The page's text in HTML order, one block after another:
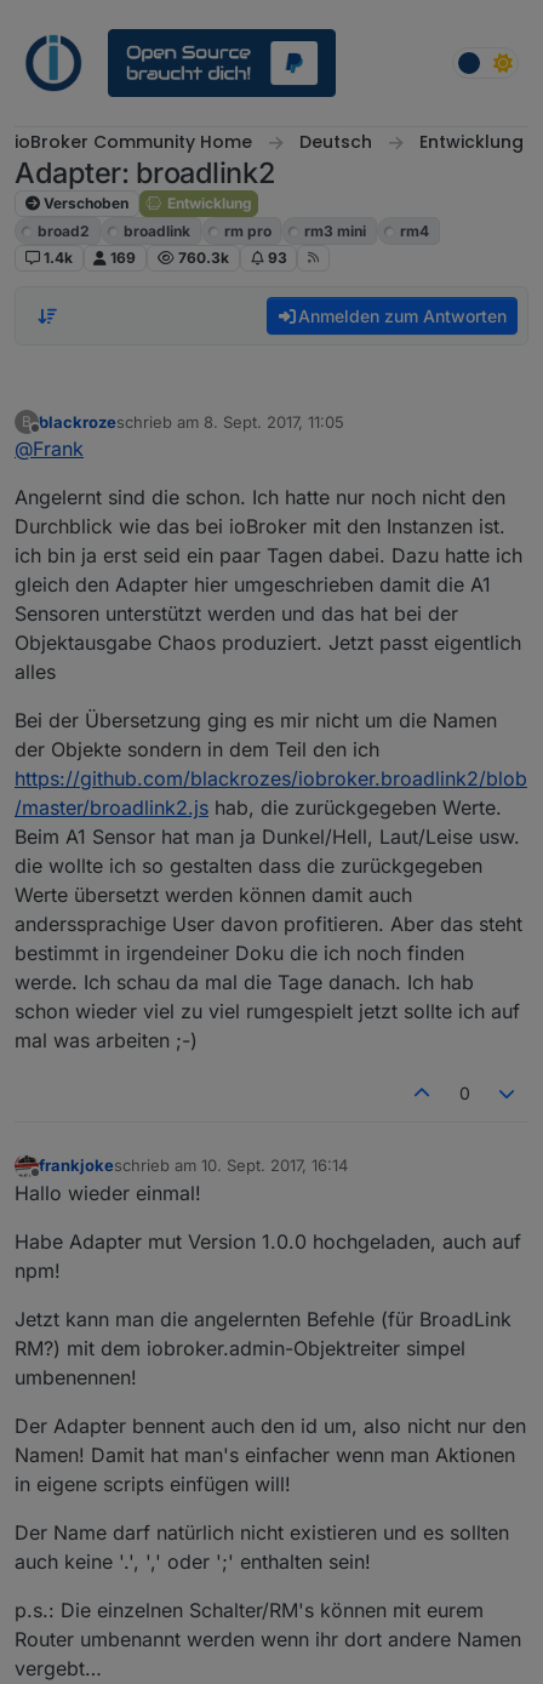
ioBroker Community Home Deutsch Entwicklung
Adapter: broadlink2
Verschoben
Entwicklung
broad2
broadlink rm pro rm3 mini
rm4
1.4k
169 760.3k 93
Anmelden zum Antworten
B
Offline
blackrozeschrieb am 8. Sept. 2017, 11:05
zuletzt editiert von
@Frank
Angelernt sind die schon. Ich hatte nur noch nicht den
Durchblick wie das bei ioBroker mit den Instanzen ist.
ich bin ja erst seid ein paar Tagen dabei. Dazu hatte ich
gleich den Adapter hier umgeschrieben damit die A1
Sensoren unterstützt werden und das hat bei der
Objektausgabe Chaos produziert. Jetzt passt eigentlich
alles
Bei der Übersetzung ging es mir nicht um die Namen
der Objekte sondern in dem Teil den ich
https://github.com/blackrozes/iobroker.broadlink2/blob
/master/broadlink2.js hab, die zurückgegeben Werte.
Beim A1 Sensor hat man ja Dunkel/Hell, Laut/Leise usw.
die wollte ich so gestalten dass die zurückgegeben
Werte übersetzt werden können damit auch
anderssprachige User davon profitieren. Aber das steht
bestimmt in irgendeiner Doku die ich noch finden
werde. Ich schau da mal die Tage danach. Ich hab
schon wieder viel zu viel rumgespielt jetzt sollte ich auf
mal was arbeiten ;-)
0
Offline
frankjokeschrieb am 10. Sept. 2017, 16:14
zuletzt editiert von
Hallo wieder einmal!
Habe Adapter mut Version 1.0.0 hochgeladen, auch auf
npm!
Jetzt kann man die angelernten Befehle (für BroadLink
RM?) mit dem iobroker.admin-Objektreiter simpel
umbenennen!
Der Adapter bennent auch den id um, also nicht nur den
Namen! Damit hat man's einfacher wenn man Aktionen
in eigene scripts einfügen will!
Der Name darf natürlich nicht existieren und es sollten
auch keine '.', ',' oder ';' enthalten sein!
p.s.: Die einzelnen Schalter/RM's können mit eurem
Router umbenannt werden wenn ihr dort andere Namen
vergebt…